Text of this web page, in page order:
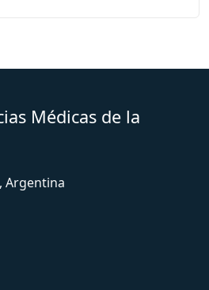
Médicas de la
Argentina